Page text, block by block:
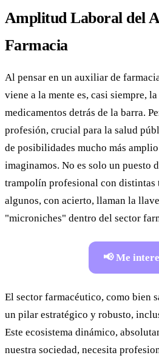
Amplitud Laboral del
Farmacia
Al pensar en un auxiliar de
viene a la mente es, casi siempre,
medicamentos detrás de la barra.
profesión, crucial para la salud
de posibilidades mucho más
imaginamos. No es solo un puesto
trampolín profesional con distintas
algunos, con acierto, llaman la
"microniches" dentro del sector
📢 Me
El sector farmacéutico, como bien
un pilar estratégico y robusto,
Este ecosistema dinámico,
nuestra sociedad, necesita